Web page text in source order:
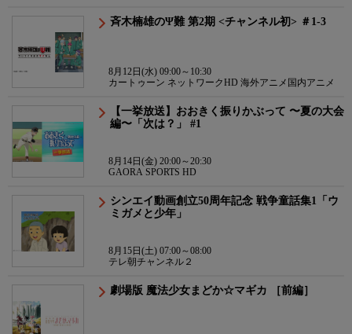
斉木楠雄のΨ難 第2期 <チャンネル初> ＃1-3
8月12日(水) 09:00～10:30
カートゥーン ネットワークHD 海外アニメ国内アニメ
【一挙放送】おおきく振りかぶって 〜夏の大会
編〜「次は？」 #1
8月14日(金) 20:00～20:30
GAORA SPORTS HD
シンエイ動画創立50周年記念 戦争童話集1「ウ
ミガメと少年」
8月15日(土) 07:00～08:00
テレ朝チャンネル２
劇場版 魔法少女まどか☆マギカ ［前編］